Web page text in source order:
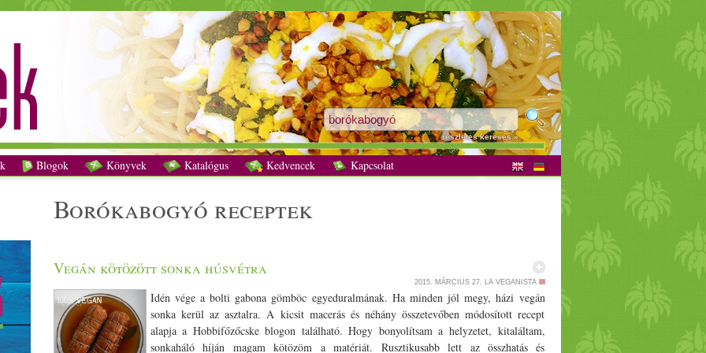
borókabogyó receptek - Vegetáriánus receptek
részletes keresés »
Blogok Könyvek Katalógus Kedvencek Kapcsolat
borókabogyó receptek
Vegán kötözött sonka húsvétra
2015. MÁRCIUS 27. LA VEGANISTA
Idén vége a bolti gabona gömböc egyeduralmának. Ha minden jól megy, házi vegán
sonka kerül az asztalra. A kicsit macerás és néhány összetevőben módosított recept
alapja a Hobbifőzőcske blogon található. Hogy bonyolítsam a helyzetet, kitaláltam,
sonkaháló híján magam kötözöm a matériát. Rusztikusabb lett az összhatás és